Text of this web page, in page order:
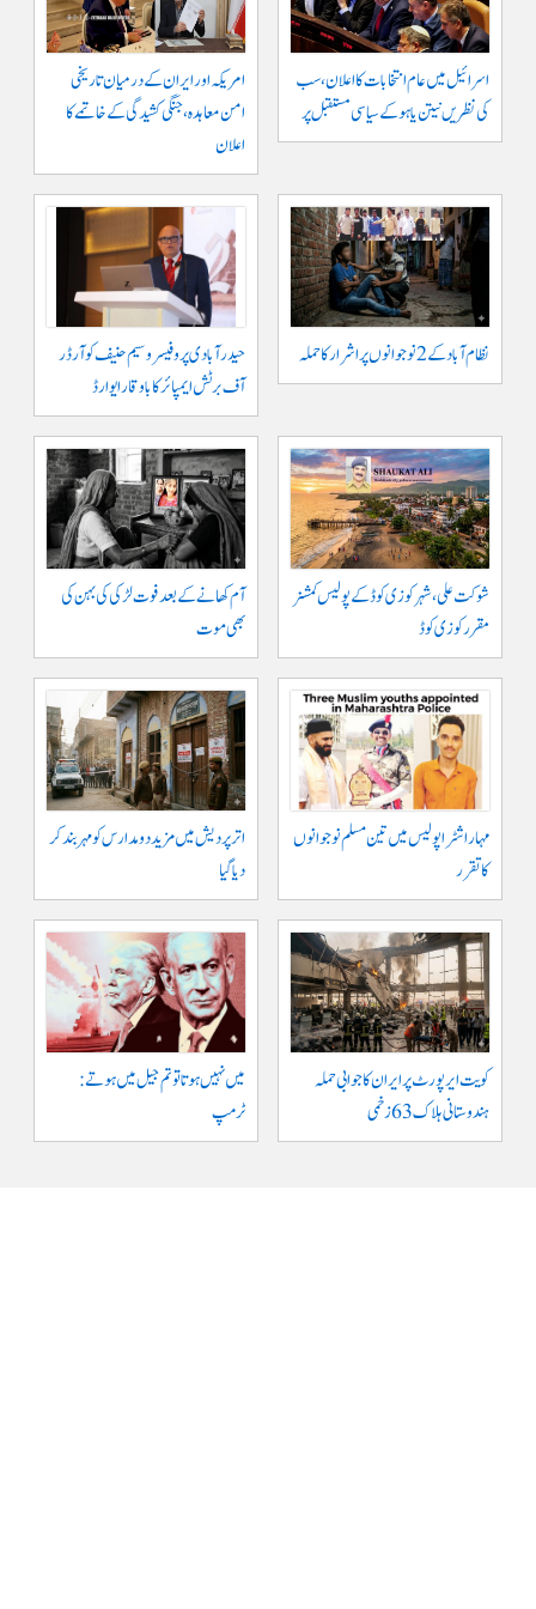
اسرائیل میں عام انتخابات کا اعلان، سب
کی نظریں نیتن یاہو کے سیاسی مستقبل پر
امریکہ اور ایران کے درمیان تاریخی
امن معاہدہ، جنگی کشیدگی کے خاتمے کا
اعلان
نظام آباد کے 2 نوجوانوں پر اشرار کا حملہ
حیدر آبادی پر و فیسر وسیم حنیف کو آرڈر
آف برٹش ایمپائر کا باوقار ایوارڈ
شوکت علی ، شہر کوزی کوڈ کے پولیس کمشنر
مقرر کوزی کوڈ
آم کھانے کے بعد فوت لڑکی کی بہن کی
بھی موت
مہاراشٹرا پولیس میں تین مسلم نو جوانوں
کا تقرر
اتر پردیش میں مزید دو مدارس کو مہر بند کر
دیا گیا
کویت ایر پورٹ پر ایران کا جوابی حملہ
ہندوستانی ہلاک 63 زخمی
میں نہیں ہوتا تو تم جیل میں ہوتے :
ٹرمپ